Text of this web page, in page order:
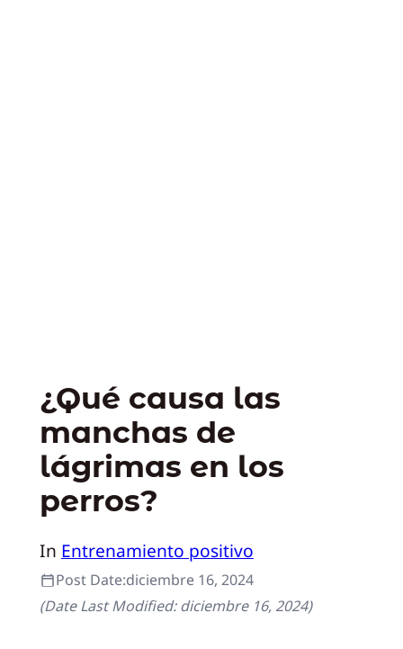
¿Qué causa las
manchas de
lágrimas en los
perros?
In Entrenamiento positivo
Post Date:diciembre 16, 2024
(Date Last Modified:diciembre 16, 2024)